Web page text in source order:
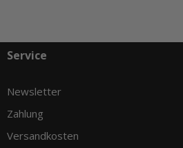
Service
Newsletter
Zahlung
Versandkosten